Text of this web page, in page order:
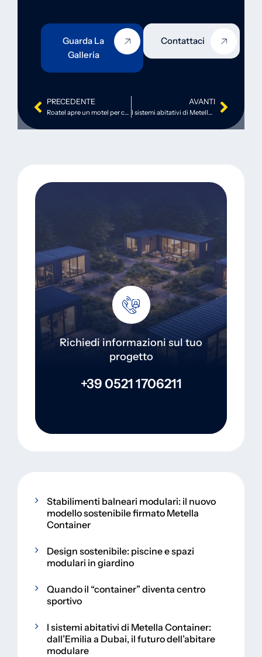
Guarda La
Galleria
Contattaci
PRECEDENTE
Roatel apre un motel per camionisti a Brema
AVANTI
I sistemi abitativi di Metella Container: dall’Emilia a Dubai, il futuro dell’abitare modulare
Richiedi informazioni sul tuo
progetto
+39 0521 1706211
Stabilimenti balneari modulari: il nuovo
modello sostenibile firmato Metella
Container
Design sostenibile: piscine e spazi
modulari in giardino
Quando il “container” diventa centro
sportivo
I sistemi abitativi di Metella Container:
dall’Emilia a Dubai, il futuro dell’abitare
modulare